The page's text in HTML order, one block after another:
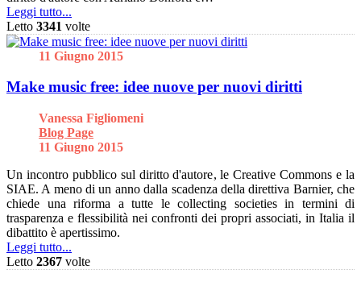
Leggi tutto...
Letto 3341 volte
11 Giugno 2015
Make music free: idee nuove per nuovi diritti
Vanessa Figliomeni
Blog Page
11 Giugno 2015
Un incontro pubblico sul diritto d'autore, le Creative Commons e la
SIAE. A meno di un anno dalla scadenza della direttiva Barnier, che
chiede una riforma a tutte le collecting societies in termini di
trasparenza e flessibilità nei confronti dei propri associati, in Italia il
dibattito è apertissimo.
Leggi tutto...
Letto 2367 volte